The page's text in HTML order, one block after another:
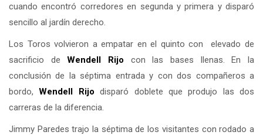
cuando encontró corredores en segunda y primera y disparó
sencillo al jardín derecho.
Los Toros volvieron a empatar en el quinto con elevado de
sacrificio deWendell Rijo con las bases llenas. En la
conclusión de la séptima entrada y con dos compañeros a
bordo,Wendell Rijo disparó doblete que produjo las dos
carreras de la diferencia.
Jimmy Paredes trajo la séptima de los visitantes con rodado a